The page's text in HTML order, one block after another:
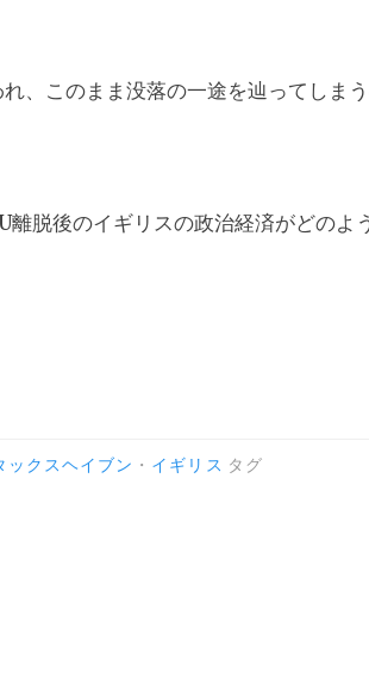
、このまま没落の一途を辿ってしまう
脱後のイギリスの政治経済がどのよ
ックスヘイブン ・ イギリス タグ